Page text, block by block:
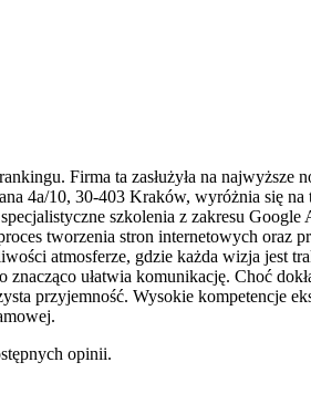
Firma ta zasłużyła na
4a/10, 30-403 Kraków, wyróżnia się
szkolenia z zakresu
tworzenia stron internetowych
atmosferze, gdzie każda wizja
ułatwia komunikację. Choć
przyjemność. Wysokie kompetencje
opinii.